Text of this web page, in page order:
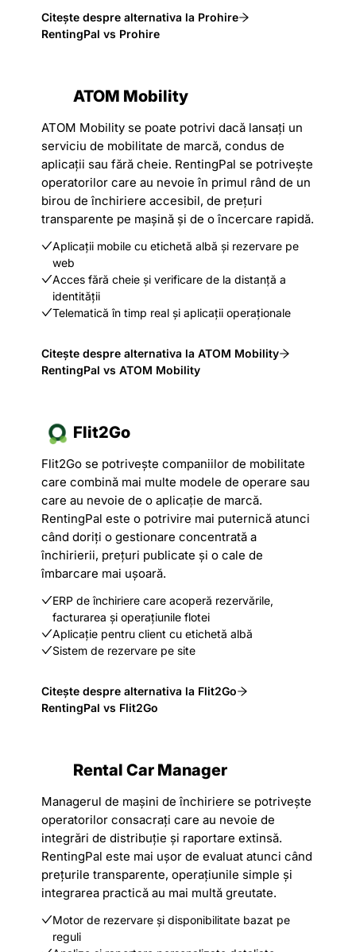
Citește despre alternativa la Prohire
RentingPal vs Prohire
ATOM Mobility
ATOM Mobility se poate potrivi dacă lansați un
serviciu de mobilitate de marcă, condus de
aplicații sau fără cheie. RentingPal se potrivește
operatorilor care au nevoie în primul rând de un
birou de închiriere accesibil, de prețuri
transparente pe mașină și de o încercare rapidă.
Aplicații mobile cu etichetă albă și rezervare pe
web
Acces fără cheie și verificare de la distanță a
identității
Telematică în timp real și aplicații operaționale
Citește despre alternativa la ATOM Mobility
RentingPal vs ATOM Mobility
Flit2Go
Flit2Go se potrivește companiilor de mobilitate
care combină mai multe modele de operare sau
care au nevoie de o aplicație de marcă.
RentingPal este o potrivire mai puternică atunci
când doriți o gestionare concentrată a
închirierii, prețuri publicate și o cale de
îmbarcare mai ușoară.
ERP de închiriere care acoperă rezervările,
facturarea și operațiunile flotei
Aplicație pentru client cu etichetă albă
Sistem de rezervare pe site
Citește despre alternativa la Flit2Go
RentingPal vs Flit2Go
Rental Car Manager
Managerul de mașini de închiriere se potrivește
operatorilor consacrați care au nevoie de
integrări de distribuție și raportare extinsă.
RentingPal este mai ușor de evaluat atunci când
prețurile transparente, operațiunile simple și
integrarea practică au mai multă greutate.
Motor de rezervare și disponibilitate bazat pe
reguli